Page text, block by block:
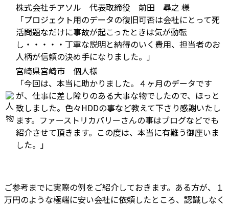
株式会社チアソル 代表取締役 前田 尋之 様
「プロジェクト用のデータの復旧可否は会社にとって死
活問題なだけに事故が起こったときは気が動転
し・・・・・丁寧な説明と納得のいく費用、担当者のお
人柄が信頼の決め手になりました。」
宮崎県宮崎市 個人様
「今回は、本当に助かりました。４ヶ月のデータです
が、仕事に差し障りのある大事な物でしたので、ほっと
致しました。色々HDDの事など教えて下さり感謝いたし
ます。ファーストリカバリーさんの事はブログなどでも
紹介させて頂きます。この度は、本当に有難う御座いま
した。」
ご参考までに実際の例をご紹介しておきます。ある方が、１
万円のような極端に安い会社に依頼したところ、認識しなく